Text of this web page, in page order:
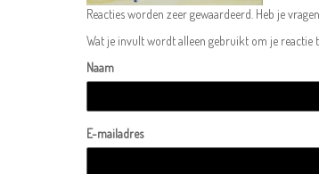
Reacties worden zeer gewaardeerd. Heb je
Wat je invult wordt alleen gebruikt om je reactie
Naam
E-mailadres